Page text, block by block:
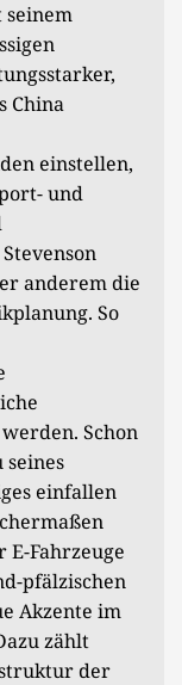
seinem
China
einstellen,
und
anderem die
So
Schon
einfallen
Fahrzeuge
pfälzischen
Akzente im
zählt
der